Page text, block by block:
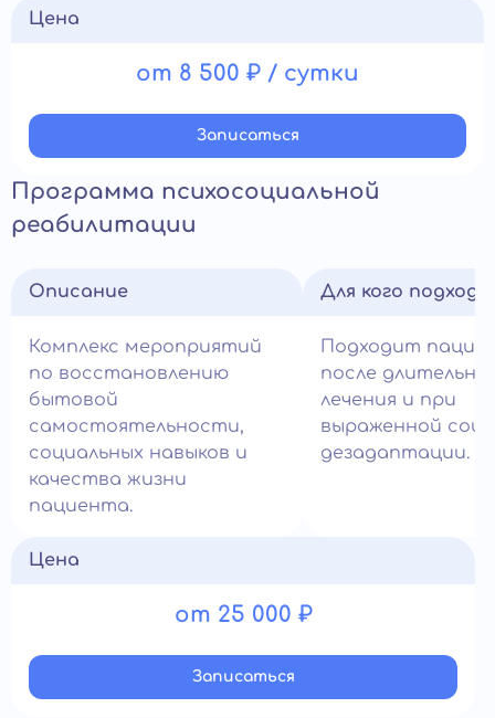
Цена
от 8 500 ₽ / сутки
Записатьcя
Программа психосоциальной
реабилитации
Описание
Комплекс мероприятий
по восстановлению
бытовой
самостоятельности,
социальных навыков и
качества жизни
пациента.
Для кого
Подходит
после
лечения и при
выраженной
дезадаптации.
Цена
от 25 000 ₽
Записатьcя